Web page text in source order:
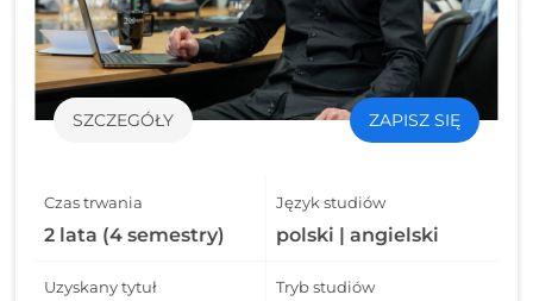
SZCZEGÓŁY ZAPISZ SIĘ
Czas trwania
2 lata (4 semestry)
Język studiów
polski | angielski
Uzyskany tytuł Tryb studiów